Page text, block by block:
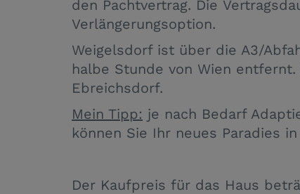
den Pachtvertrag. Die
Verlängerungsoption.
Weigelsdorf ist über die A3/
halbe Stunde von Wien
Ebreichsdorf.
Mein Tipp: je nach Bedarf
können Sie Ihr neues Paradies
Der Kaufpreis für das Haus